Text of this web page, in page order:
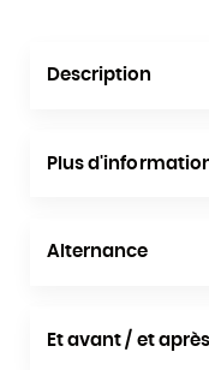
Description
Plus
Alternance
Et avant / et après